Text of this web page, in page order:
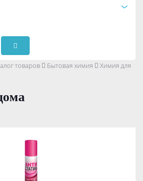
товаров Бытовая химия
Химия для